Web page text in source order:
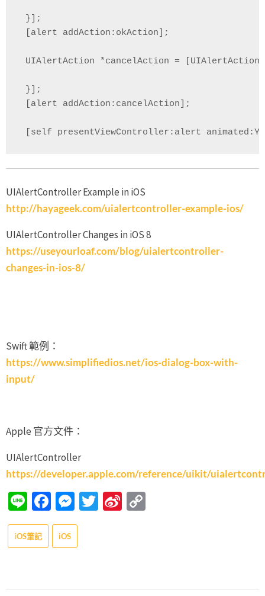
}];
[alert addAction:okAction];
UIAlertAction *cancelAction =
}];
[alert addAction:cancelAction];
[self presentViewController:alert
UIAlertController Example in iOS
http://hayageek.com/uialertcontroller-example-ios/
UIAlertController Changes in iOS 8
https://useyourloaf.com/blog/uialertcontroller-
changes-in-ios-8/
Swift 範例：
https://www.simplifiedios.net/ios-dialog-box-with-
input/
Apple 官方文件：
UIAlertController
https://developer.apple.com/reference/uikit/
LineFacebook
Messenger
Twitter
Sina
iOS筆記 iOS